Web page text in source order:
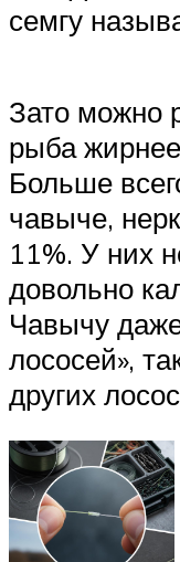
семгу
Зато можно
рыба
Больше
чавыче,
11%. У них
довольно
Чавычу
лососей»,
других